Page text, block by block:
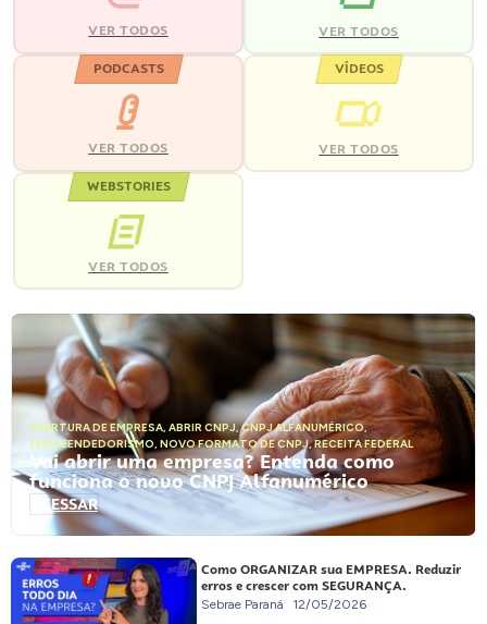
VER TODOS VER TODOS
PODCASTS
VER TODOS
VÍDEOS
VER TODOS
WEBSTORIES
VER TODOS
ABERTURA DE EMPRESA, ABRIR CNPJ,CNPJ ALFANUMÉRICO,
EMPREENDEDORISMO, NOVO FORMATO DE CNPJ,RECEITA FEDERAL
Vai abrir uma empresa? Entenda como
funciona o novo CNPJ Alfanumérico
ACESSAR
Como ORGANIZAR sua EMPRESA. Reduzir
erros e crescer com SEGURANÇA.
Sebrae Paraná 12/05/2026